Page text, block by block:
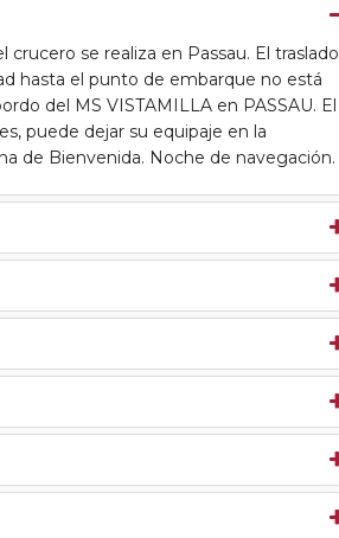
se realiza en Passau. El traslado
hasta el punto de embarque no está
del MS VISTAMILLA en PASSAU. El
puede dejar su equipaje en la
de Bienvenida. Noche de navegación.